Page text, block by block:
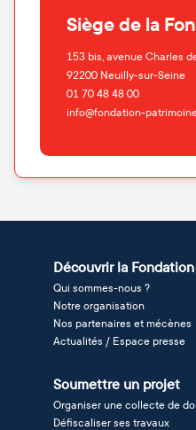
Siège de la
153 bis, avenue Charles
92200 Neuilly-sur-Seine
01 70 48 48 00
info@fondation-
Découvrir la Fondation
Qui sommes-nous ?
Notre organisation
Nos partenaires et mécènes
Actualités / Espace presse
Soumettre un projet
Organiser une collecte de
Défiscaliser ses travaux